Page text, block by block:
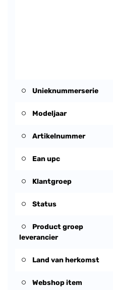
Unieknummerserie
Modeljaar
Artikelnummer
Ean upc
Klantgroep
Status
Product groep
leverancier
Land van herkomst
Webshop item